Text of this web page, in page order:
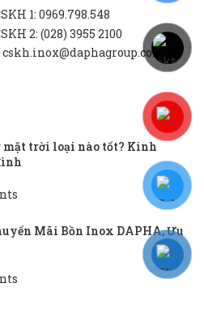
1: 0969.798.548
2: (028) 3955 2100
trời loại nào tốt? Kinh
Mãi Bồn Inox DAPHA, Ưu